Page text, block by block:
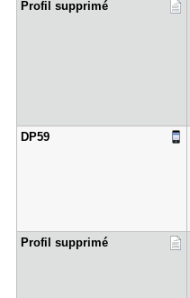
Profil sup​primé
DP59
Profil sup​primé